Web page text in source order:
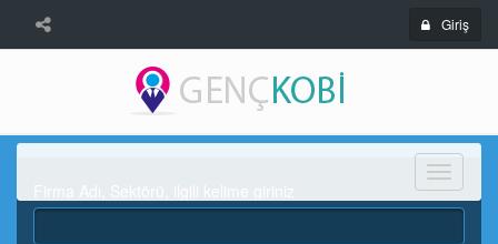
Giriş
Menü